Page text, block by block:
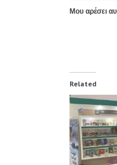
Μου αρέσει
Related